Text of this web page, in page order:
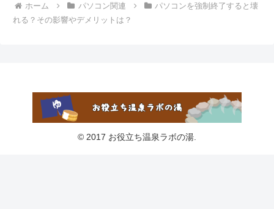
ホーム パソコン関連
パソコンを強制終了すると壊
れる？その影響やデメリットは？
© 2017 お役立ち温泉ラボの湯.